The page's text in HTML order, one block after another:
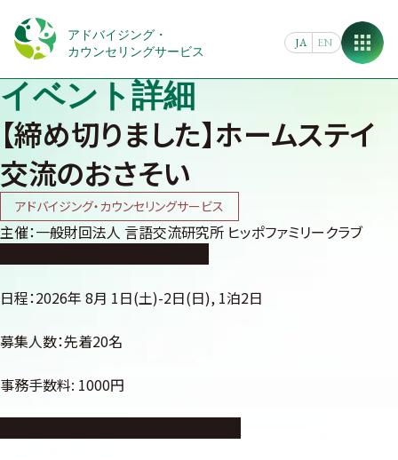
content
アドバイジング・
カウンセリングサービス
JA EN
イベント詳細
【締め切りました】ホームステイ
交流のおさそい
アドバイジング・カウンセリングサービス
主催：一般財回法人 言語交流研究所 ヒッポファミリークラブ
日程：2026年 8月 1日(土)-2日(日), 1泊2日
募集人数：先着20名
事務手数料: 1000円